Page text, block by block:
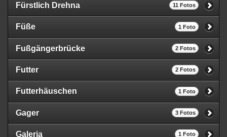
Fürstlich Drehna 11 Fotos
Füße 1 Foto
Fußgängerbrücke 2 Fotos
Futter 2 Fotos
Futterhäuschen 1 Foto
Gager 3 Fotos
Galeria 1 Foto